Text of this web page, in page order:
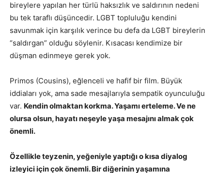
bireylere yapılan her türlü haksızlık ve saldırının nedeni
bu tek taraflı düşüncedir. LGBT topluluğu kendini
savunmak için karşılık verince bu defa da LGBT bireylerin
“saldırgan” olduğu söylenir. Kısacası kendimize bir
düşman edinmeye gerek yok.
Primos (Cousins), eğlenceli ve hafif bir film. Büyük
iddiaları yok, ama sade mesajlarıyla sempatik oyunculuğu
var. Kendin olmaktan korkma. Yaşamı erteleme. Ve ne
olursa olsun, hayatı neşeyle yaşa mesajını almak çok
önemli.
Özellikle teyzenin, yeğeniyle yaptığı o kısa diyalog
izleyici için çok önemli. Bir diğerinin yaşamına